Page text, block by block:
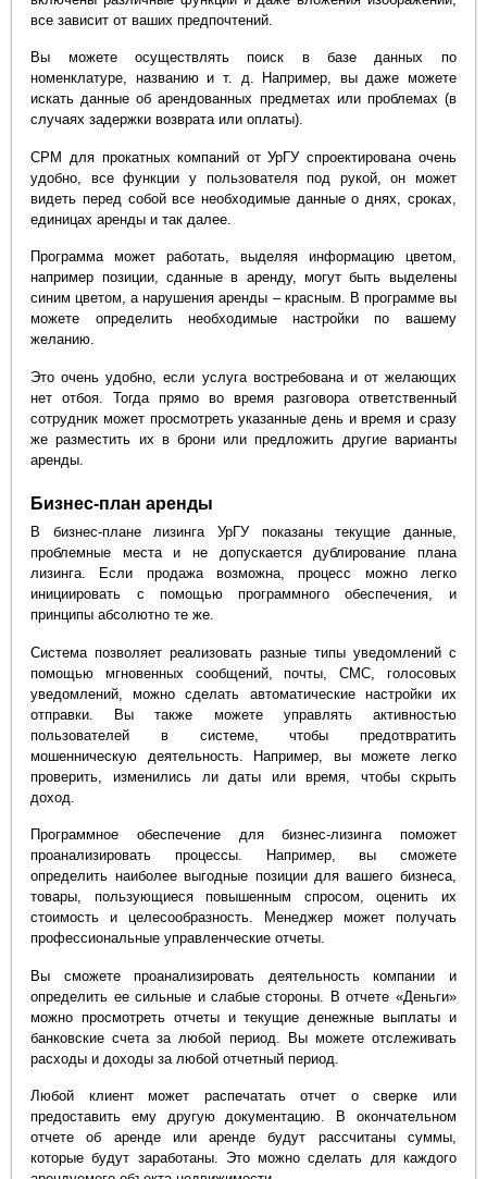
все зависит от ваших предпочтений.
Вы можете осуществлять поиск в базе данных по
номенклатуре, названию и т. д. Например, вы даже можете
искать данные об арендованных предметах или проблемах (в
случаях задержки возврата или оплаты).
СРМ для прокатных компаний от УрГУ спроектирована очень
удобно, все функции у пользователя под рукой, он может
видеть перед собой все необходимые данные о днях, сроках,
единицах аренды и так далее.
Программа может работать, выделяя информацию цветом,
например позиции, сданные в аренду, могут быть выделены
синим цветом, а нарушения аренды – красным. В программе вы
можете определить необходимые настройки по вашему
желанию.
Это очень удобно, если услуга востребована и от желающих
нет отбоя. Тогда прямо во время разговора ответственный
сотрудник может просмотреть указанные день и время и сразу
же разместить их в брони или предложить другие варианты
аренды.
Бизнес-план аренды
В бизнес-плане лизинга УрГУ показаны текущие данные,
проблемные места и не допускается дублирование плана
лизинга. Если продажа возможна, процесс можно легко
инициировать с помощью программного обеспечения, и
принципы абсолютно те же.
Система позволяет реализовать разные типы уведомлений с
помощью мгновенных сообщений, почты, СМС, голосовых
уведомлений, можно сделать автоматические настройки их
отправки. Вы также можете управлять активностью
пользователей в системе, чтобы предотвратить
мошенническую деятельность. Например, вы можете легко
проверить, изменились ли даты или время, чтобы скрыть
доход.
Программное обеспечение для бизнес-лизинга поможет
проанализировать процессы. Например, вы сможете
определить наиболее выгодные позиции для вашего бизнеса,
товары, пользующиеся повышенным спросом, оценить их
стоимость и целесообразность. Менеджер может получать
профессиональные управленческие отчеты.
Вы сможете проанализировать деятельность компании и
определить ее сильные и слабые стороны. В отчете «Деньги»
можно просмотреть отчеты и текущие денежные выплаты и
банковские счета за любой период. Вы можете отслеживать
расходы и доходы за любой отчетный период.
Любой клиент может распечатать отчет о сверке или
предоставить ему другую документацию. В окончательном
отчете об аренде или аренде будут рассчитаны суммы,
которые будут заработаны. Это можно сделать для каждого